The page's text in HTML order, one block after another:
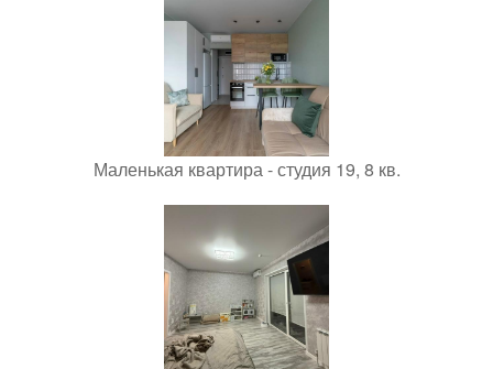
Маленькая квартира - студия 19, 8 кв.